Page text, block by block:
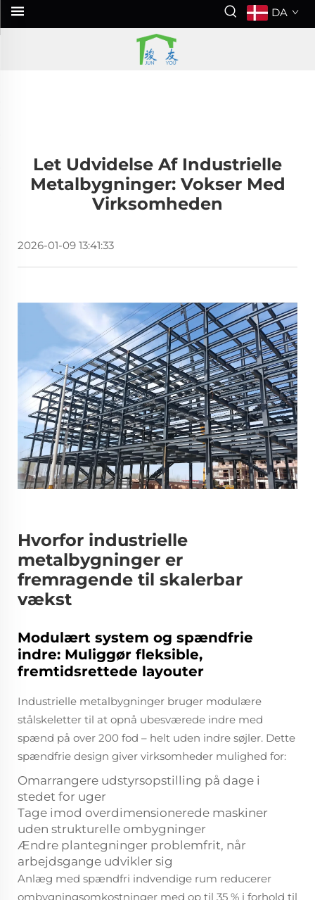
DA
Let Udvidelse Af Industrielle
Metalbygninger: Vokser Med
Virksomheden
2026-01-09 13:41:33
Hvorfor industrielle
metalbygninger er
fremragende til skalerbar
vækst
Modulært system og spændfrie
indre: Muliggør fleksible,
fremtidsrettede layouter
Industrielle metalbygninger bruger modulære
stålskeletter til at opnå ubesværede indre med
spænd på over 200 fod – helt uden indre søjler. Dette
spændfrie design giver virksomheder mulighed for:
Omarrangere udstyrsopstilling på dage i
stedet for uger
Tage imod overdimensionerede maskiner
uden strukturelle ombygninger
Ændre plantegninger problemfrit, når
arbejdsgange udvikler sig
Anlæg med spændfri indvendige rum reducerer
ombygningsomkostninger med op til 35 % i forhold til